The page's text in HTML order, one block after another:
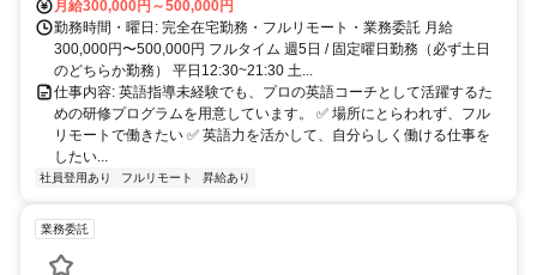
月給300,000円～500,000円
勤務時間・曜日: 完全在宅勤務・フルリモート・業務委託 月給
300,000円〜500,000円 フルタイム 週5日 / 固定曜日勤務（必ず土日
のどちらか勤務） 平日12:30~21:30 土...
仕事内容: 英語指導未経験でも、プロの英語コーチとして活躍するた
めの研修プログラムを用意しています。 ✅ 場所にとらわれず、フル
リモートで働きたい ✅ 英語力を活かして、自分らしく働ける仕事を
したい...
社員登用あり フルリモート 昇給あり
業務委託